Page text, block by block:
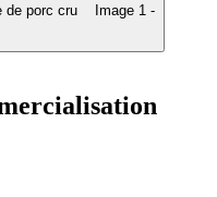
Image 1 -